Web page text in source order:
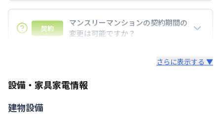
7日以上からのご契約期間ですが1ヶ月（30日）以上
のご契約期間の地域もございますのでお気軽にお問い
合わせください。
契約
マンスリーマンションの契約期間の
変更は可能ですか？
約が入っていなければ、ご対応可能です。その際、再
い。期間の変更がある場合は、できるだけお早めにご
さらに表示する ▼
設備・家具家電情報
建物設備